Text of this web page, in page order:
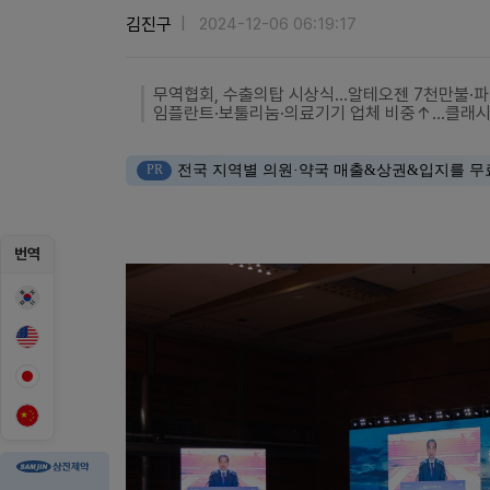
번역
김진구 2024-12-06 06:19:17
무역협회, 수출의탑 시상식…알테오젠 7천만불·
임플란트·보툴리눔·의료기기 업체 비중↑…클래
PR 전국 지역별 의원·약국 매출&상권&입지를